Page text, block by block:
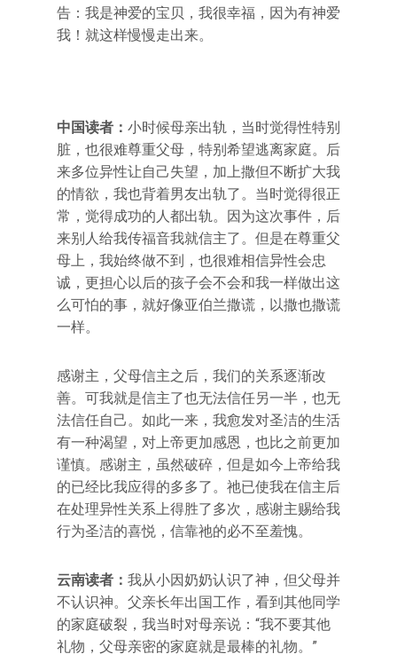
告：我是神爱的宝贝，我很幸福，因为有神爱
我！就这样慢慢走出来。
中国读者： 小时候母亲出轨，当时觉得性特别
脏，也很难尊重父母，特别希望逃离家庭。后
来多位异性让自己失望，加上撒但不断扩大我
的情欲，我也背着男友出轨了。当时觉得很正
常，觉得成功的人都出轨。因为这次事件，后
来别人给我传福音我就信主了。但是在尊重父
母上，我始终做不到，也很难相信异性会忠
诚，更担心以后的孩子会不会和我一样做出这
么可怕的事，就好像亚伯兰撒谎，以撒也撒谎
一样。
感谢主，父母信主之后，我们的关系逐渐改
善。可我就是信主了也无法信任另一半，也无
法信任自己。如此一来，我愈发对圣洁的生活
有一种渴望，对上帝更加感恩，也比之前更加
谨慎。感谢主，虽然破碎，但是如今上帝给我
的已经比我应得的多多了。祂已使我在信主后
在处理异性关系上得胜了多次，感谢主赐给我
行为圣洁的喜悦，信靠祂的必不至羞愧。
云南读者： 我从小因奶奶认识了神，但父母并
不认识神。父亲长年出国工作，看到其他同学
的家庭破裂，我当时对母亲说：“我不要其他
礼物，父母亲密的家庭就是最棒的礼物。”